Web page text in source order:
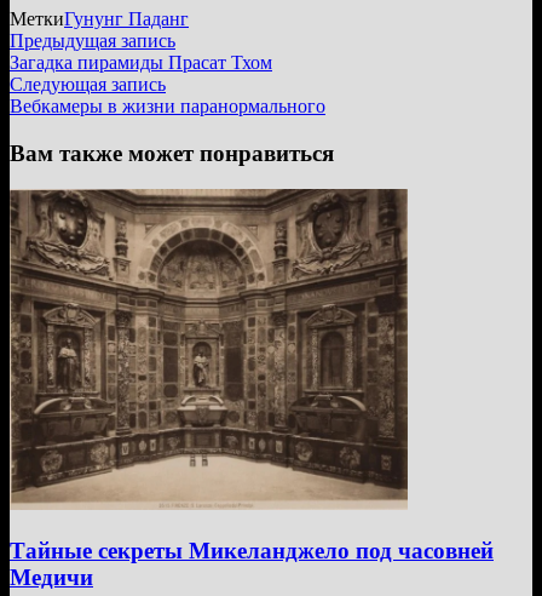
МеткиГунунг Паданг
Навигация
по
записям
Предыдущая записьПредыдущая
запись:
Загадка пирамиды Прасат Тхом
Следующая записьСледующая
запись:
Вебкамеры в жизни паранормального
Вам также может понравиться
Тайные секреты Микеланджело под часовней
Медичи